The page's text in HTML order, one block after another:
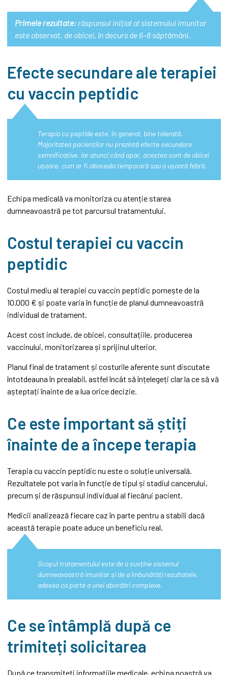
Primele rezultate: răspunsul inițial al sistemului imunitar
este observat, de obicei, în decurs de 6–8 săptămâni.
Efecte secundare ale terapiei
cu vaccin peptidic
Terapia cu peptide este, în general, bine tolerată.
Majoritatea pacienților nu prezintă efecte secundare
semnificative, iar atunci când apar, acestea sunt de obicei
ușoare, cum ar fi oboseala temporară sau o ușoară febră.
Echipa medicală va monitoriza cu atenție starea
dumneavoastră pe tot parcursul tratamentului.
Costul terapiei cu vaccin
peptidic
Costul mediu al terapiei cu vaccin peptidic pornește de la
10.000 € și poate varia în funcție de planul dumneavoastră
individual de tratament.
Acest cost include, de obicei, consultațiile, producerea
vaccinului, monitorizarea și sprijinul ulterior.
Planul final de tratament și costurile aferente sunt discutate
întotdeauna în prealabil, astfel încât să înțelegeți clar la ce să vă
așteptați înainte de a lua orice decizie.
Ce este important să știți
înainte de a începe terapia
Terapia cu vaccin peptidic nu este o soluție universală.
Rezultatele pot varia în funcție de tipul și stadiul cancerului,
precum și de răspunsul individual al fiecărui pacient.
Medicii analizează fiecare caz în parte pentru a stabili dacă
această terapie poate aduce un beneficiu real.
Scopul tratamentului este de a susține sistemul
dumneavoastră imunitar și de a îmbunătăți rezultatele,
adesea ca parte a unei abordări complexe.
Ce se întâmplă după ce
trimiteți solicitarea
După ce transmiteți informațiile medicale, echipa noastră va